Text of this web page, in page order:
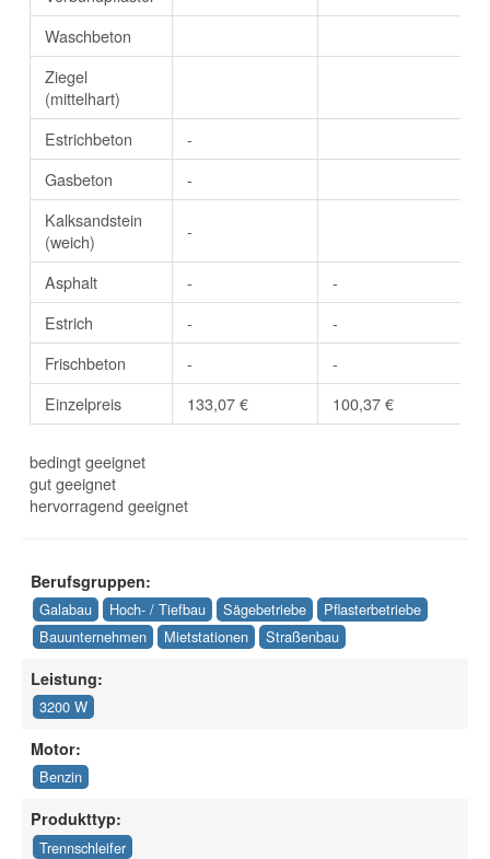
Waschbeton
Ziegel
(mittelhart)
Estrichbeton -
Gasbeton
-
Kalksandstein
(weich)
-
Asphalt -
-
Estrich
-
-
Frischbeton
-
-
Einzelpreis
133,07 € 100,37 €
bedingt geeignet
gut geeignet
hervorragend geeignet
Berufsgruppen:
Galabau Hoch- / Tiefbau Sägebetriebe
Pflasterbetriebe
Bauunternehmen
Mietstationen Straßenbau
Leistung:
3200 W
Motor:
Benzin
Produkttyp:
Trennschleifer